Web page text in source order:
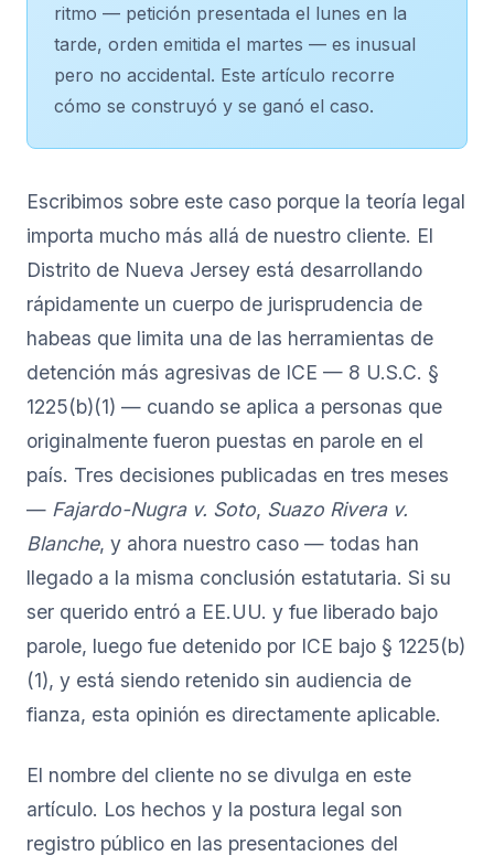
ritmo — petición presentada el lunes en la
tarde, orden emitida el martes — es inusual
pero no accidental. Este artículo recorre
cómo se construyó y se ganó el caso.
Escribimos sobre este caso porque la teoría legal
importa mucho más allá de nuestro cliente. El
Distrito de Nueva Jersey está desarrollando
rápidamente un cuerpo de jurisprudencia de
habeas que limita una de las herramientas de
detención más agresivas de ICE — 8 U.S.C. §
1225(b)(1) — cuando se aplica a personas que
originalmente fueron puestas en parole en el
país. Tres decisiones publicadas en tres meses
— Fajardo-Nugra v. Soto, Suazo Rivera v.
Blanche, y ahora nuestro caso — todas han
llegado a la misma conclusión estatutaria. Si su
ser querido entró a EE.UU. y fue liberado bajo
parole, luego fue detenido por ICE bajo § 1225(b)
(1), y está siendo retenido sin audiencia de
fianza, esta opinión es directamente aplicable.
El nombre del cliente no se divulga en este
artículo. Los hechos y la postura legal son
registro público en las presentaciones del